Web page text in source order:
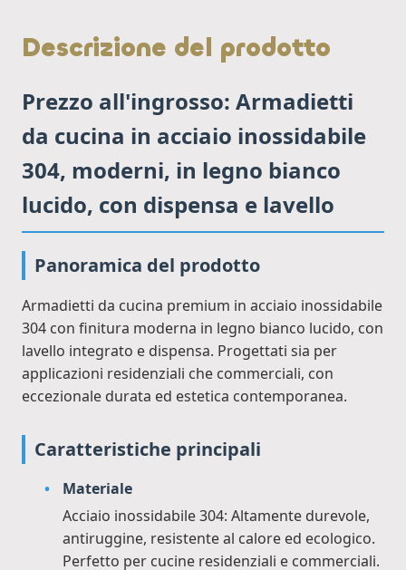
Descrizione del prodotto
Prezzo all'ingrosso: Armadietti
da cucina in acciaio inossidabile
304, moderni, in legno bianco
lucido, con dispensa e lavello
Panoramica del prodotto
Armadietti da cucina premium in acciaio inossidabile
304 con finitura moderna in legno bianco lucido, con
lavello integrato e dispensa. Progettati sia per
applicazioni residenziali che commerciali, con
eccezionale durata ed estetica contemporanea.
Caratteristiche principali
Materiale
Acciaio inossidabile 304: Altamente durevole,
antiruggine, resistente al calore ed ecologico.
Perfetto per cucine residenziali e commerciali.